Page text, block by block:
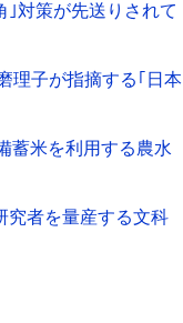
対策が先送りされて
理子が指摘する｢日本
蓄米を利用する農水
究者を量産する文科